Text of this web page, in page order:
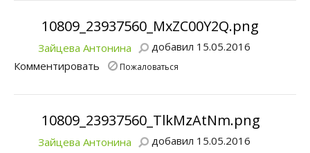
10809_23937560_MxZC00Y2Q.png
Зайцева Антонина
добавил 15.05.2016
Комментировать
Пожаловаться
10809_23937560_TlkMzAtNm.png
Зайцева Антонина добавил 15.05.2016